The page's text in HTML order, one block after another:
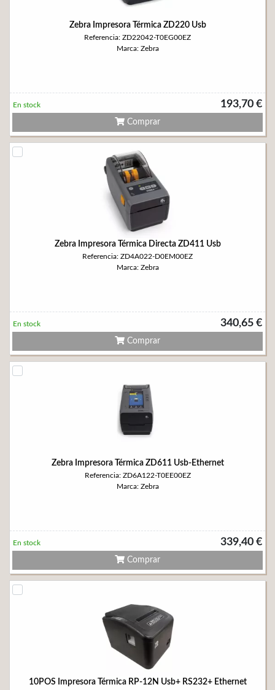
Zebra Impresora Térmica ZD220 Usb
Referencia: ZD22042-T0EG00EZ
Marca: Zebra
193,70 €
En stock
Comprar
Zebra Impresora Térmica Directa ZD411 Usb
Referencia: ZD4A022-D0EM00EZ
Marca: Zebra
340,65 €
En stock
Comprar
Zebra Impresora Térmica ZD611 Usb-Ethernet
Referencia: ZD6A122-T0EE00EZ
Marca: Zebra
339,40 €
En stock
Comprar
10POS Impresora Térmica RP-12N Usb+ RS232+ Ethernet